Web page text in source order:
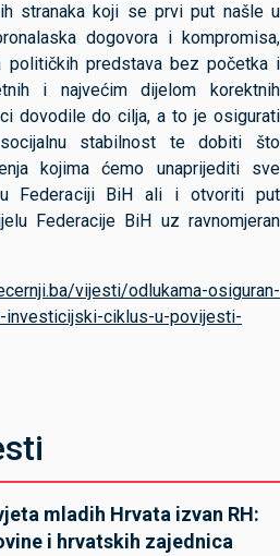
stranaka koji se prvi put našle u
dogovora i kompromisa,
političkih predstava bez početka i
i najvećim dijelom korektnih
dovodile do cilja, a to je osigurati
stabilnost te dobiti što
kojima ćemo unaprijediti sve
Federaciji BiH ali i otvoriti put
Federacije BiH uz ravnomjeran
vijesti/odlukama-osiguran-
investicijski-ciklus-u-povijesti-
mladih Hrvata izvan RH:
i hrvatskih zajednica